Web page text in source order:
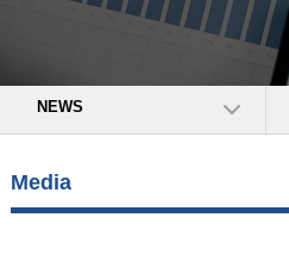
NEWS
Media